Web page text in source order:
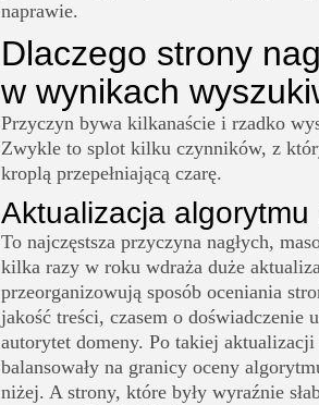
naprawie.
Dlaczego strony
w wynikach
Przyczyn bywa kilkanaście i rzadko
Zwykle to splot kilku czynników, z
kroplą przepełniającą czarę.
Aktualizacja algorytmu
To najczęstsza przyczyna nagłych,
kilka razy w roku wdraża duże
przeorganizowują sposób oceniania
jakość treści, czasem o doświadczenie
autorytet domeny. Po takiej
balansowały na granicy oceny
niżej. A strony, które były wyraźnie